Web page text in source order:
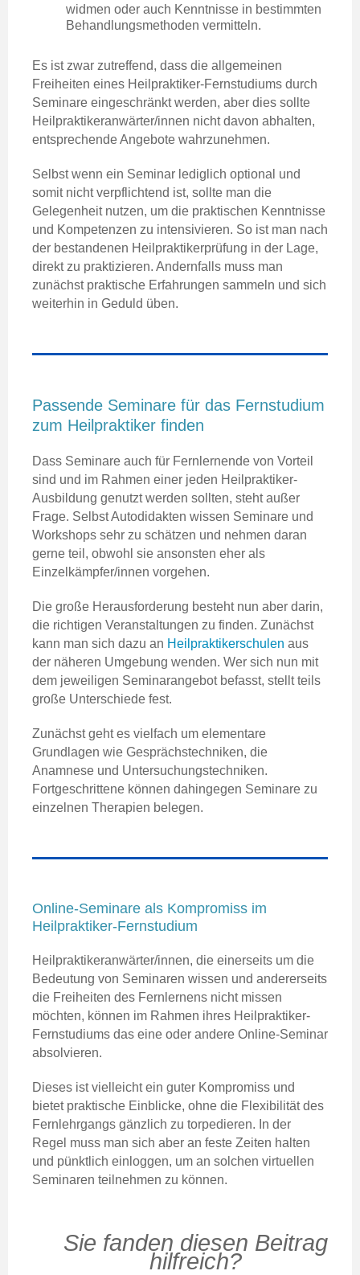
widmen oder auch Kenntnisse in bestimmten
Behandlungsmethoden vermitteln.
Es ist zwar zutreffend, dass die allgemeinen
Freiheiten eines Heilpraktiker-Fernstudiums durch
Seminare eingeschränkt werden, aber dies sollte
Heilpraktikeranwärter/innen nicht davon abhalten,
entsprechende Angebote wahrzunehmen.
Selbst wenn ein Seminar lediglich optional und
somit nicht verpflichtend ist, sollte man die
Gelegenheit nutzen, um die praktischen Kenntnisse
und Kompetenzen zu intensivieren. So ist man nach
der bestandenen Heilpraktikerprüfung in der Lage,
direkt zu praktizieren. Andernfalls muss man
zunächst praktische Erfahrungen sammeln und sich
weiterhin in Geduld üben.
Passende Seminare für das Fernstudium
zum Heilpraktiker finden
Dass Seminare auch für Fernlernende von Vorteil
sind und im Rahmen einer jeden Heilpraktiker-
Ausbildung genutzt werden sollten, steht außer
Frage. Selbst Autodidakten wissen Seminare und
Workshops sehr zu schätzen und nehmen daran
gerne teil, obwohl sie ansonsten eher als
Einzelkämpfer/innen vorgehen.
Die große Herausforderung besteht nun aber darin,
die richtigen Veranstaltungen zu finden. Zunächst
kann man sich dazu an Heilpraktikerschulen aus
der näheren Umgebung wenden. Wer sich nun mit
dem jeweiligen Seminarangebot befasst, stellt teils
große Unterschiede fest.
Zunächst geht es vielfach um elementare
Grundlagen wie Gesprächstechniken, die
Anamnese und Untersuchungstechniken.
Fortgeschrittene können dahingegen Seminare zu
einzelnen Therapien belegen.
Online-Seminare als Kompromiss im
Heilpraktiker-Fernstudium
Heilpraktikeranwärter/innen, die einerseits um die
Bedeutung von Seminaren wissen und andererseits
die Freiheiten des Fernlernens nicht missen
möchten, können im Rahmen ihres Heilpraktiker-
Fernstudiums das eine oder andere Online-Seminar
absolvieren.
Dieses ist vielleicht ein guter Kompromiss und
bietet praktische Einblicke, ohne die Flexibilität des
Fernlehrgangs gänzlich zu torpedieren. In der
Regel muss man sich aber an feste Zeiten halten
und pünktlich einloggen, um an solchen virtuellen
Seminaren teilnehmen zu können.
Sie fanden diesen Beitrag
hilfreich?